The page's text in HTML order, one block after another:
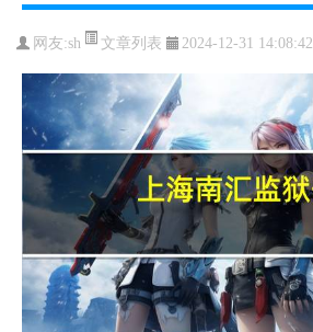
网友:sh 文章列表 2024-12-31 14:08:42